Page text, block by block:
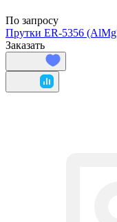
По запросу
Прутки ER-5356
Заказать